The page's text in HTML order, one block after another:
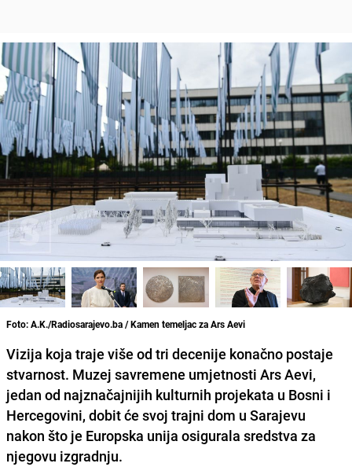
Foto: A.K./Radiosarajevo.ba / Kamen temeljac za Ars Aevi
Vizija koja traje više od tri decenije konačno postaje
stvarnost. Muzej savremene umjetnosti Ars Aevi,
jedan od najznačajnijih kulturnih projekata u Bosni i
Hercegovini, dobit će svoj trajni dom u Sarajevu
nakon što je Europska unija osigurala sredstva za
njegovu izgradnju.